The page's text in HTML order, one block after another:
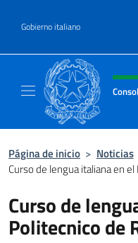
Gobierno italiano
Encabezado
Página de inicio > Noticias
Curso de lengua italiana en
Curso de
Politecnico de